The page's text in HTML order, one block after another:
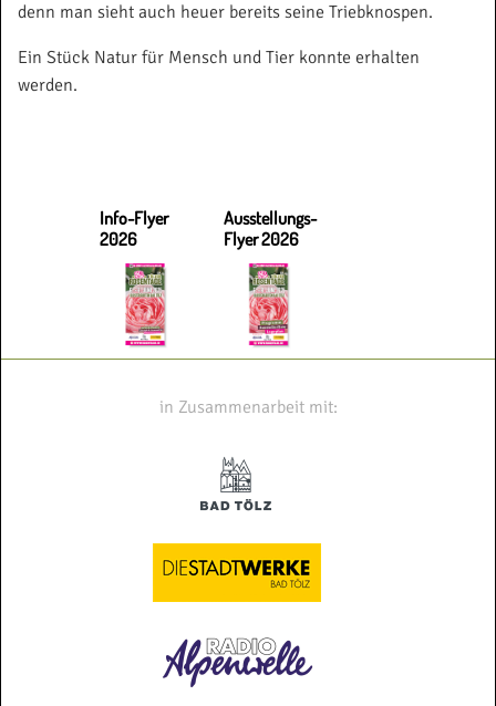
denn man sieht auch heuer bereits seine Triebknospen.
Ein Stück Natur für Mensch und Tier konnte erhalten
werden.
Info-Flyer
2026
Ausstellungs-
Flyer 2026
in Zusammenarbeit mit: